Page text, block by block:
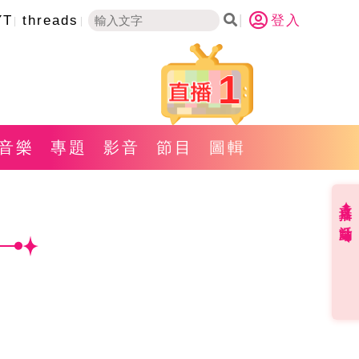
threads 登入
1
樂 專題 影音 節目 圖輯
直播✦活動